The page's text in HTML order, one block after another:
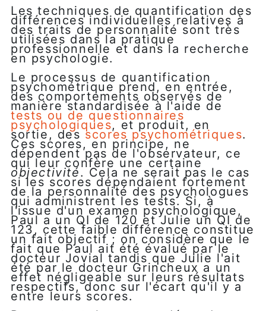
Les techniques de quantification des
différences individuelles relatives à
des traits de personnalité sont très
utilisées dans la pratique
professionnelle et dans la recherche
en psychologie.
Le processus de quantification
psychométrique prend, en entrée,
des comportements observés de
manière standardisée à l'aide de
tests ou de questionnaires
psychologiques, et produit, en
sortie, desscores psychométriques.
Ces scores, en principe, ne
dépendent pas de l'observateur, ce
qui leur confère une certaine
objectivité. Cela ne serait pas le cas
si les scores dépendaient fortement
de la personnalité des psychologues
qui administrent les tests. Si, à
l'issue d'un examen psychologique,
Paul a un QI de 120 et Julie un QI de
123, cette faible différence constitue
un fait objectif ; on considère que le
fait que Paul ait été évalué par le
docteur Jovial tandis que Julie l'ait
été par le docteur Grincheux a un
effet négligeable sur leurs résultats
respectifs, donc sur l'écart qu'il y a
entre leurs scores.